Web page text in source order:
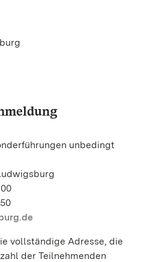
unbedingt
vollständige Adresse, die
der Teilnehmenden